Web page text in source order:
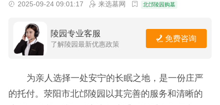
2025-09-24 09:01:17 来选墓网 北邙陵园购墓
陵园专业客服
了解陵园最新优惠政策
免费咨询
为亲人选择一处安宁的长眠之地，是一份庄严
的托付。荥阳市北邙陵园以其完善的服务和清晰的